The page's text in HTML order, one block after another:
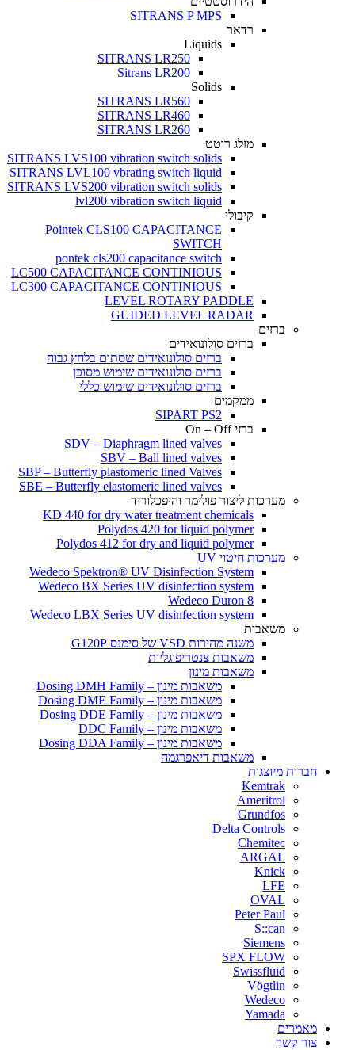
SITRANS P MPS
רדאר
Liquids
SITRANS LR250
Sitrans LR200
Solids
SITRANS LR560
SITRANS LR460
SITRANS LR260
מזלג רוטט
SITRANS LVS100 vibration switch solids
SITRANS LVL100 vbrating switch liquid
SITRANS LVS200 vibration switch solids
lvl200 vibration switch liquid
קיבולי
Pointek CLS100 CAPACITANCE
SWITCH
pontek cls200 capacitance switch
LC500 CAPACITANCE CONTINIOUS
LC300 CAPACITANCE CONTINIOUS
LEVEL ROTARY PADDLE
GUIDED LEVEL RADAR
ברזים
ברזים סולונואידים
ברזים סולונואידים שסתום בלחץ גבוה
ברזים סולונואידים שימוש מסוכן
ברזים סולונואידים שימוש כללי
ממקמים
SIPART PS2
ברזי On – Off
SDV – Diaphragm lined valves
SBV – Ball lined valves
SBP – Butterfly plastomeric lined Valves
SBE – Butterfly elastomeric lined valves
מערכות ליצור פולימר והיפכלוריד
KD 440 for dry water treatment chemicals
Polydos 420 for liquid polymer
Polydos 412 for dry and liquid polymer
מערכות חיטוי UV
Wedeco Spektron® UV Disinfection System
Wedeco BX Series UV disinfection system
Wedeco Duron 8
Wedeco LBX Series UV disinfection system
משאבות
משנה מהירות VSD של סימנס G120P
משאבות צנטריפוגליות
משאבות מינון
משאבות מינון – Dosing DMH Family
משאבות מינון – Dosing DME Family
משאבות מינון – Dosing DDE Family
משאבות מינון – DDC Family
משאבות מינון – Dosing DDA Family
משאבות דיאפרגמה
חברות מיוצגות
Kemtrak
Ameritrol
Grundfos
Delta Controls
Chemitec
ARGAL
Knick
LFE
OVAL
Peter Paul
S::can
Siemens
SPX FLOW
Swissfluid
Vögtlin
Wedeco
Yamada
מאמרים
צור קשר